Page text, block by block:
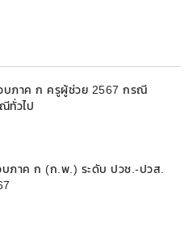
บภาค ก ครูผู้ช่วย 2567 กรณี
ทั่วไป
ภาค ก (ก.พ.) ระดับ ปวช.-ปวส.